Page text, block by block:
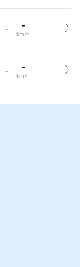
- -
km/h
- -
km/h